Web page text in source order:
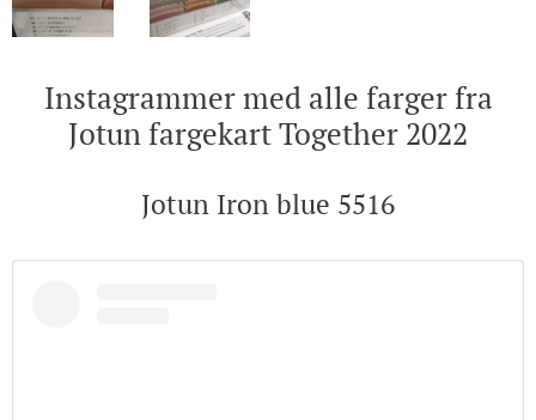
Instagrammer med alle farger fra
Jotun fargekart Together 2022
Jotun Iron blue 5516